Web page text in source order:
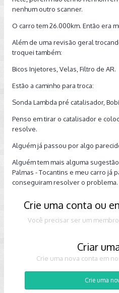
nenhum outro scanner.
O carro tem 26.000km. Então era
Além de uma revisão geral
troquei também:
Bicos Injetores, Velas, Filtro de AR.
Estão a caminho para troca:
Sonda Lambda pré catalisador,
Penso em tirar o catalisador e
resolve.
Alguém já passou por algo
Alguém tem mais alguma
Palmas - Tocantins e meu carro já
conseguiram resolver o problema.
Crie uma conta ou
Você precisar ser um
Criar
Crie uma nova conta em
Crie uma